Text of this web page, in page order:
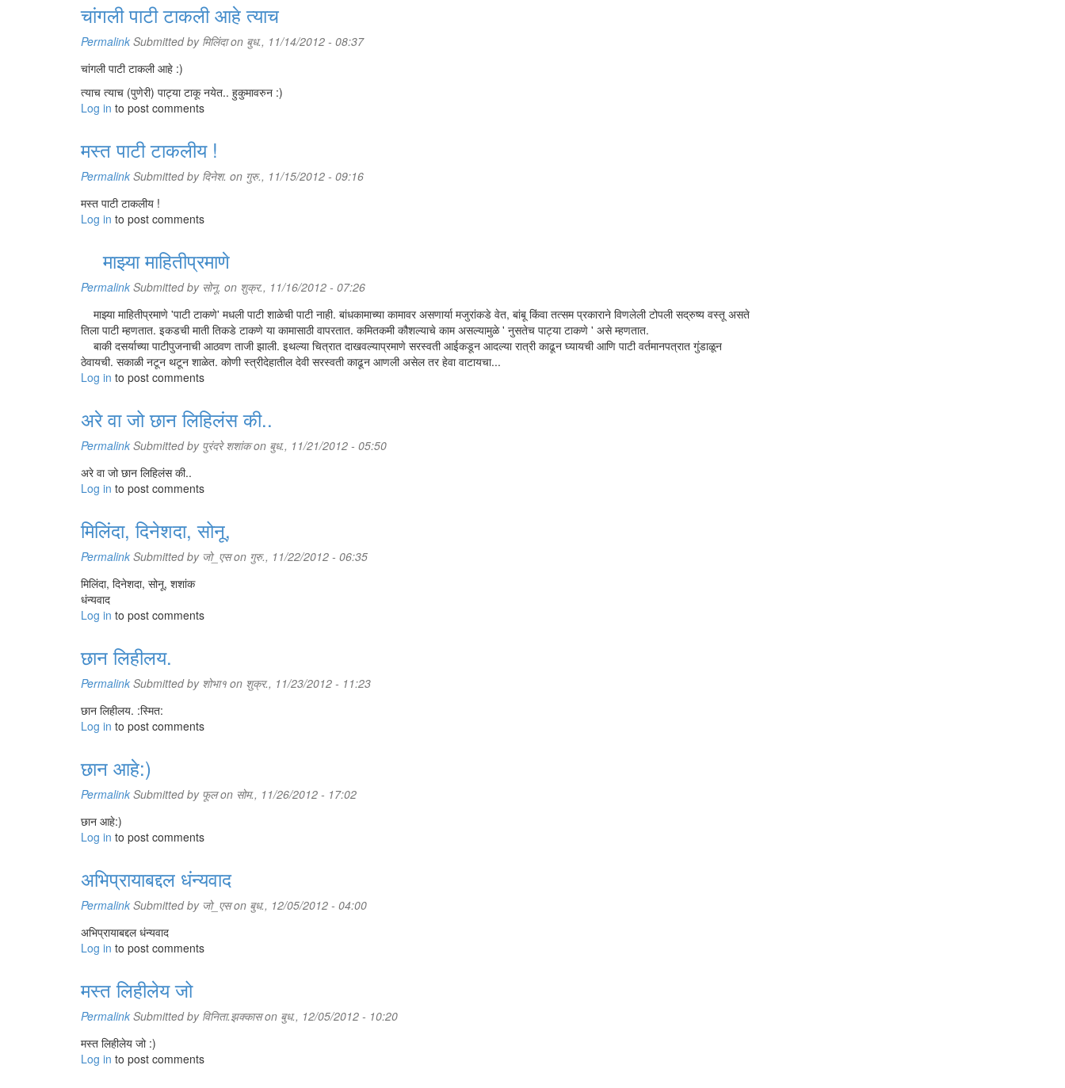
चांगली पाटी टाकली आहे त्याच
Permalink Submitted by मिलिंदाon बुध., 11/14/2012 - 08:37
चांगली पाटी टाकली आहे :)
त्याच त्याच (पुणेरी) पाट्या टाकू नयेत.. हुकुमावरुन :)
Log in to post comments
मस्त पाटी टाकलीय !
Permalink Submitted by दिनेश. on गुरु., 11/15/2012 - 09:16
मस्त पाटी टाकलीय !
Log in to post comments
माझ्या माहितीप्रमाणे
Permalink Submitted by सोनू. on शुक्र., 11/16/2012 - 07:26
माझ्या माहितीप्रमाणे 'पाटी टाकणे' मधली पाटी शाळेची पाटी नाही. बांधकामाच्या कामावर असणार्या मजुरांकडे वेत, बांबू किंवा तत्सम प्रकाराने विणलेली टोपली सद्रुष्य वस्तू असते
तिला पाटी म्हणतात. इकडची माती तिकडे टाकणे या कामासाठी वापरतात. कमितकमी कौशल्याचे काम असल्यामुळे ' नुसतेच पाट्या टाकणे ' असे म्हणतात.
बाकी दसर्याच्या पाटीपुजनाची आठवण ताजी झाली. इथल्या चित्रात दाखवल्याप्रमाणे सरस्वती आईकडून आदल्या रात्री काढून घ्यायची आणि पाटी वर्तमानपत्रात गुंडाळून
ठेवायची. सकाळी नटून थटून शाळेत. कोणी स्त्रीदेहातील देवी सरस्वती काढून आणली असेल तर हेवा वाटायचा...
Log in to post comments
अरे वा जो छान लिहिलंस की..
Permalink Submitted by पुरंदरे शशांकon बुध., 11/21/2012 - 05:50
अरे वा जो छान लिहिलंस की..
Log in to post comments
मिलिंदा, दिनेशदा, सोनू,
Permalink Submitted by जो_एसon गुरु., 11/22/2012 - 06:35
मिलिंदा, दिनेशदा, सोनू, शशांक
धंन्यवाद
Log in to post comments
छान लिहीलय.
Permalink Submitted by शोभा१ on शुक्र., 11/23/2012 - 11:23
छान लिहीलय. :स्मित:
Log in to post comments
छान आहे:)
Permalink Submitted by फूलon सोम., 11/26/2012 - 17:02
छान आहे:)
Log in to post comments
अभिप्रायाबद्दल धंन्यवाद
Permalink Submitted by जो_एसon बुध., 12/05/2012 - 04:00
अभिप्रायाबद्दल धंन्यवाद
Log in to post comments
मस्त लिहीलेय जो
Permalink Submitted by विनिता.झक्कासon बुध., 12/05/2012 - 10:20
मस्त लिहीलेय जो :)
Log in to post comments